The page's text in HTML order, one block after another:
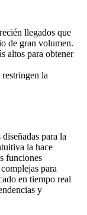
llegados que
de gran volumen.
altos para obtener
la
para la
la hace
funciones
para
en tiempo real
y